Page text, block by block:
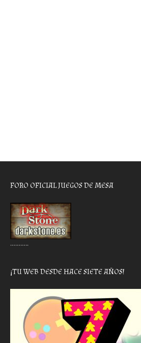
FORO OFICIAL JUEGOS DE MESA
………..
¡TU WEB DESDE HACE SIETE AÑOS!